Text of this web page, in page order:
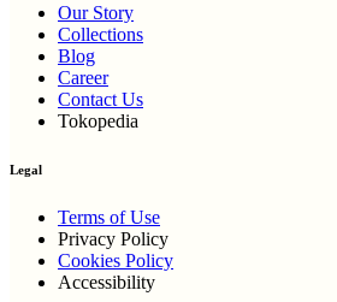
Our Story
Collections
Blog
Career
Contact Us
Tokopedia
Legal
Terms of Use
Privacy Policy
Cookies Policy
Accessibility